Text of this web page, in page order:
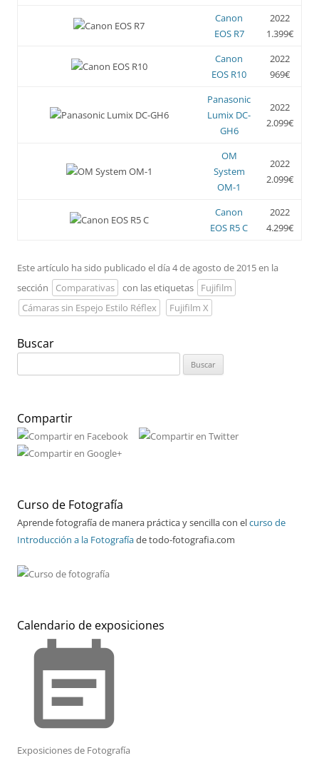
Canon
EOS R7
2022
1.399€
Canon
EOS R10
2022
969€
Panasonic
Lumix DC-
GH6
2022
2.099€
OM
System
OM-1
2022
2.099€
Canon
EOS R5 C
2022
4.299€
Este artículo ha sido publicado el día 4 de agosto de 2015 en la
sección
Comparativas con las etiquetas
Fujifilm
Cámaras sin Espejo Estilo Réflex
Fujifilm X
Buscar
Compartir
Curso de Fotografía
Aprende fotografía de manera práctica y sencilla con elcurso de
Introducción a la Fotografíade todo-fotografia.com
Calendario de exposiciones
event_note
Exposiciones de Fotografía